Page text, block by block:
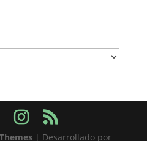
| Desarrollado por